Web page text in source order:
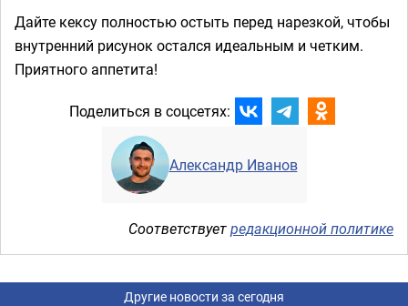
Дайте кексу полностью остыть перед нарезкой, чтобы
внутренний рисунок остался идеальным и четким.
Приятного аппетита!
Поделиться в соцсетях:
Александр Иванов
Соответствуетредакционной политике
Другие новости за сегодня